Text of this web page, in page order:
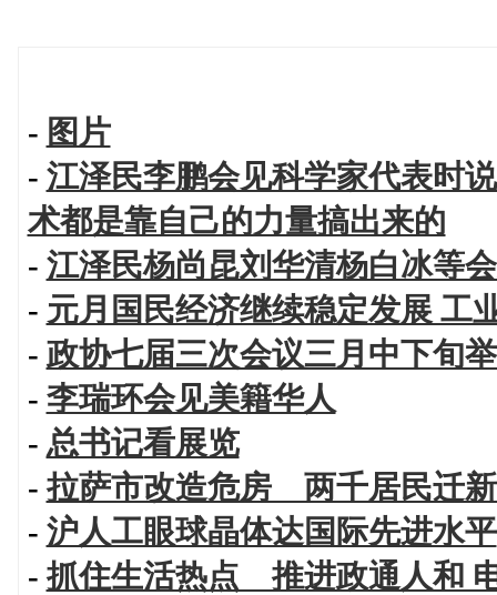
- 图片
- 江泽民李鹏会见科学家代表时
术都是靠自己的力量搞出来的
- 江泽民杨尚昆刘华清杨白冰等
- 元月国民经济继续稳定发展
- 政协七届三次会议三月中下旬
- 李瑞环会见美籍华人
- 总书记看展览
-拉萨市改造危房 两千居民迁
- 沪人工眼球晶体达国际先进水平
-抓住生活热点 推进政通人和